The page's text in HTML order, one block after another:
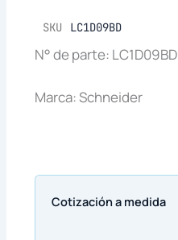
SKU LC1D09BD
N° de parte: LC1D09BD
Marca: Schneider
Cotización a medida